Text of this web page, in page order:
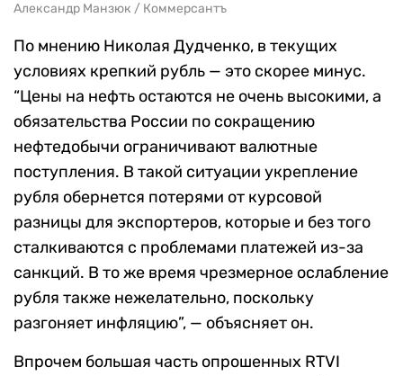
Александр Манзюк / Коммерсантъ
По мнению Николая Дудченко, в текущих
условиях крепкий рубль — это скорее минус.
“Цены на нефть остаются не очень высокими, а
обязательства России по сокращению
нефтедобычи ограничивают валютные
поступления. В такой ситуации укрепление
рубля обернется потерями от курсовой
разницы для экспортеров, которые и без того
сталкиваются с проблемами платежей из-за
санкций. В то же время чрезмерное ослабление
рубля также нежелательно, поскольку
разгоняет инфляцию”, — объясняет он.
Впрочем большая часть опрошенных RTVI